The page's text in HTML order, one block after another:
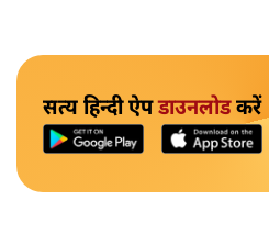
सत्य हिन्दी ऐपडाउनलोडकरें